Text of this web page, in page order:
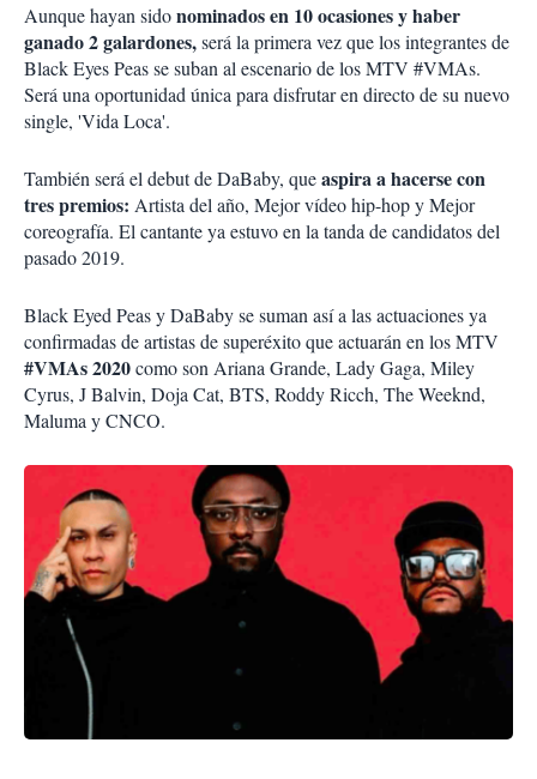
Aunque hayan sidonominados en 10 ocasiones y haber
ganado 2 galardones,será la primera vez que los integrantes de
Black Eyes Peas se suban al escenario de los MTV #VMAs.
Será una oportunidad única para disfrutar en directo de su nuevo
single, 'Vida Loca'.
También será el debut de DaBaby, queaspira a hacerse con
tres premios: Artista del año, Mejor vídeo hip-hop y Mejor
coreografía. El cantante ya estuvo en la tanda de candidatos del
pasado 2019.
Black Eyed Peas y DaBaby se suman así a las actuaciones ya
confirmadas de artistas de superéxito que actuarán en los MTV
#VMAs 2020como son Ariana Grande, Lady Gaga, Miley
Cyrus, J Balvin, Doja Cat, BTS, Roddy Ricch, The Weeknd,
Maluma y CNCO.